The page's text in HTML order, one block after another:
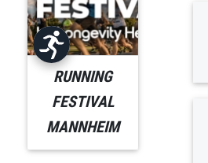
RUNNING
FESTIVAL
MANNHEIM